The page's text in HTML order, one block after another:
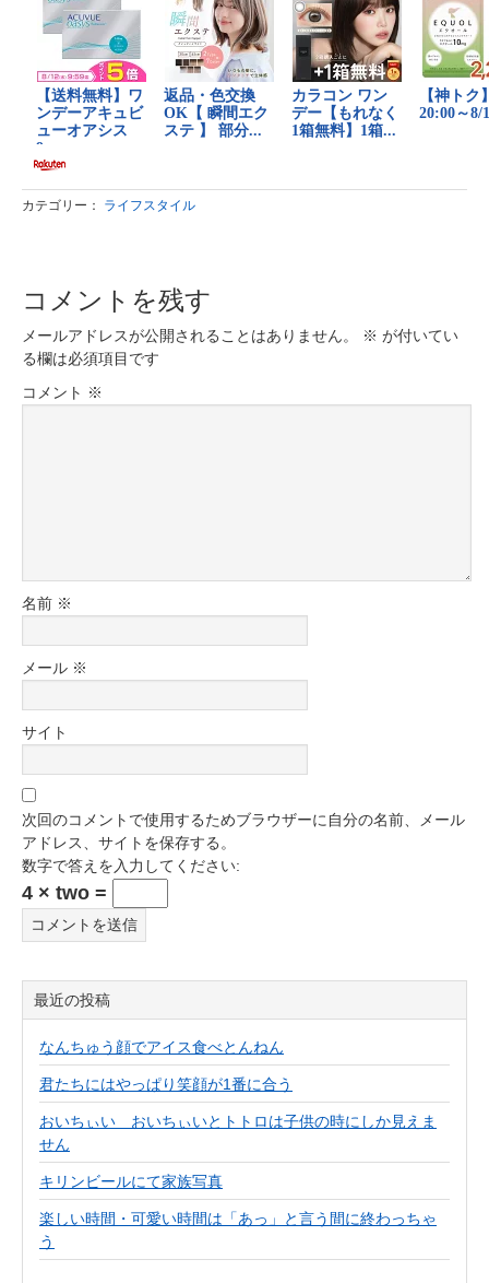
カテゴリー： ライフスタイル
コメントを残す
メールアドレスが公開されることはありません。 ※ が付いてい
る欄は必須項目です
コメント ※
名前 ※
メール ※
サイト
次回のコメントで使用するためブラウザーに自分の名前、メール
アドレス、サイトを保存する。
数字で答えを入力してください:
4 × two =
最近の投稿
なんちゅう顔でアイス食べとんねん
君たちにはやっぱり笑顔が1番に合う
おいちぃい おいちぃいとトトロは子供の時にしか見えま
せん
キリンビールにて家族写真
楽しい時間・可愛い時間は「あっ」と言う間に終わっちゃ
う